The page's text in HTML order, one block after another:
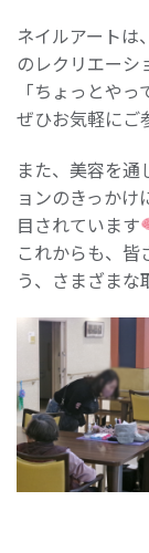
ネイルアートは
のレクリエーシ
「ちょっとや
ぜひお気軽にご
また、美容を
ョンのきっか
目されています
これからも、
う、さまざまな